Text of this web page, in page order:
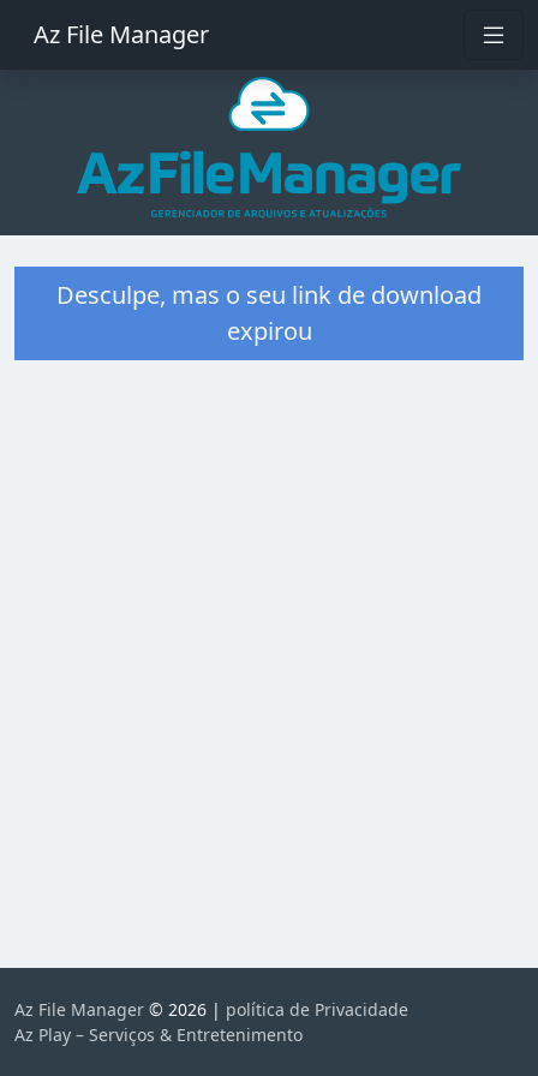
Az File Manager
Desculpe, mas o seu link de download
expirou
Az File Manager © 2026 | política de Privacidade
Az Play – Serviços & Entretenimento